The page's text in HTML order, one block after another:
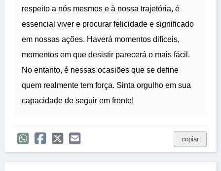
respeito a nós mesmos e à nossa trajetória, é
essencial viver e procurar felicidade e significado
em nossas ações. Haverá momentos difíceis,
momentos em que desistir parecerá o mais fácil.
No entanto, é nessas ocasiões que se define
quem realmente tem força. Sinta orgulho em sua
capacidade de seguir em frente!
copiar